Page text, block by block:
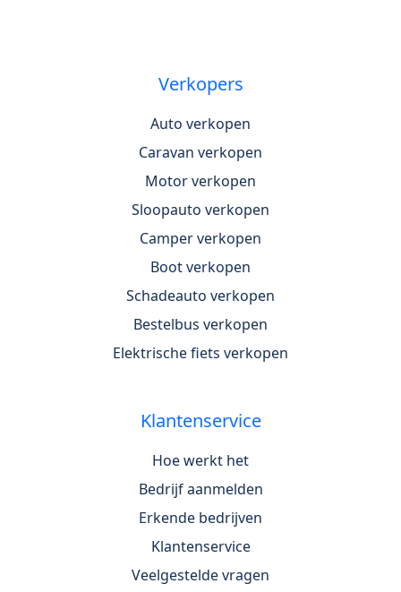
Verkopers
Auto verkopen
Caravan verkopen
Motor verkopen
Sloopauto verkopen
Camper verkopen
Boot verkopen
Schadeauto verkopen
Bestelbus verkopen
Elektrische fiets verkopen
Klantenservice
Hoe werkt het
Bedrijf aanmelden
Erkende bedrijven
Klantenservice
Veelgestelde vragen